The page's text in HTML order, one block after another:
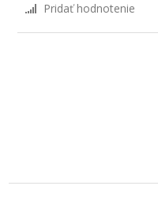
Pridať hodnotenie